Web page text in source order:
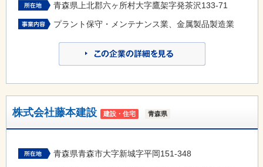
青森県上北郡六ヶ所村大字鷹架字発茶沢133-71
プラント保守・メンテナンス業、金属製品製造業
株式会社藤本建設 建設・住宅 青森県
青森県青森市大字新城字平岡151-348